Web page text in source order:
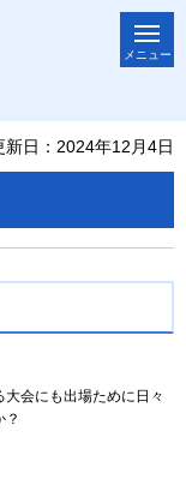
メニュー
新日：2024年12月4日
会にも出場ために日々
？